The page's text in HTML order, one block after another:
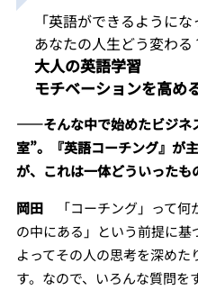
「英語ができるようにな
あなたの人生どう変わる
大人の英語学習
モチベーションを高め
――そんな中で始めたビジネ
室”。『英語コーチング』が
が、これは一体どういったも
岡田
「コーチング」って
の中にある」という前提に
よってその人の思考を深め
す。なので、いろんな質問